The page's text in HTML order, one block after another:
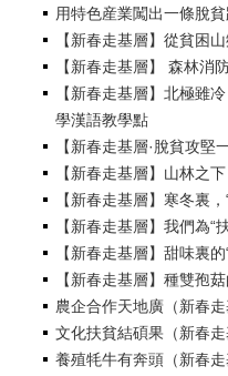
用特色産業闖出一條脫貧
【新春走基層】從貧困
【新春走基層】 森林消
【新春走基層】北極雖
學漢語教學點
【新春走基層·脫貧攻
【新春走基層】山林之
【新春走基層】寒冬裏
【新春走基層】我們為“
【新春走基層】甜味裏的
【新春走基層】種雙孢
農企合作天地廣（新春走
文化扶貧結碩果（新春走
養殖牦牛有奔頭（新春走